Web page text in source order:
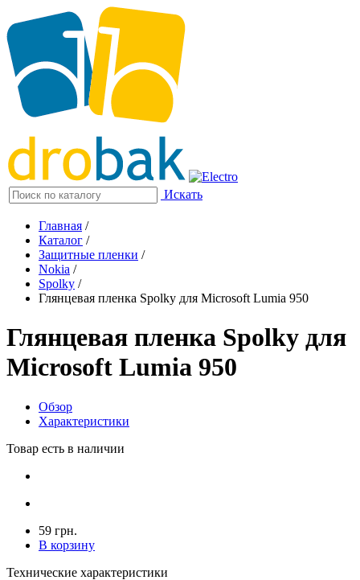
Искать
Главная /
Каталог /
Защитные пленки /
Nokia /
Spolky /
Глянцевая пленка Spolky для Microsoft Lumia 950
Глянцевая пленка Spolky для
Microsoft Lumia 950
Обзор
Характеристики
Товар есть в наличии
59 грн.
В корзину
Технические характеристики